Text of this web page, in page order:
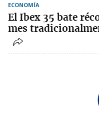
ECONOMÍA
El Ibex 35 bate
mes